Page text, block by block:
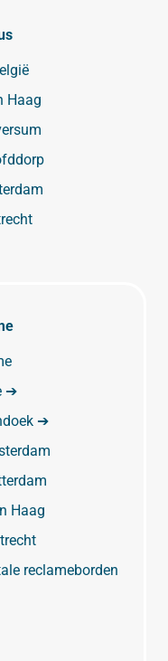
Haag
➔
➔
Haag
reclameborden